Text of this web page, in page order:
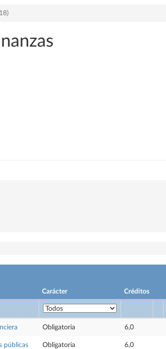
Carácter Créditos
Obligatoria 6,0
públicas Obligatoria 6,0